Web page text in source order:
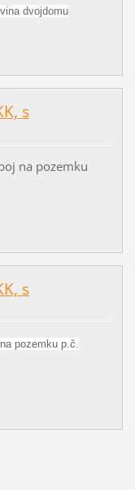
dvojdomu
s
na pozemku
s
pozemku p.č.